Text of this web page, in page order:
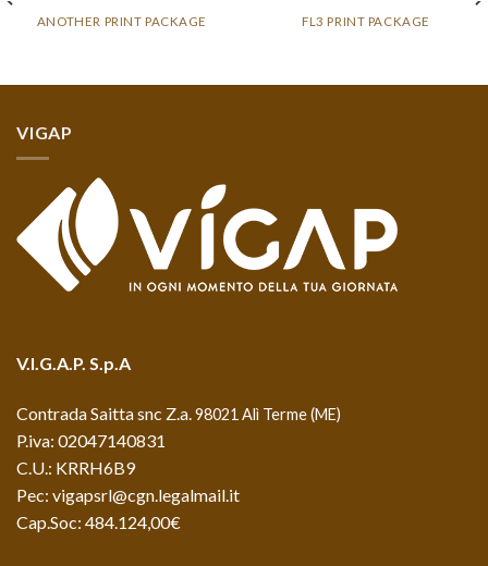
ANOTHER PRINT PACKAGE FL3 PRINT PACKAGE
VIGAP
V.I.G.A.P. S.p.A
Contrada Saitta snc Z.a.98021 Alì Terme (ME)
P.iva: 02047140831
C.U.: KRRH6B9
Pec: vigapsrl@cgn.legalmail.it
Cap.Soc: 484.124,00€